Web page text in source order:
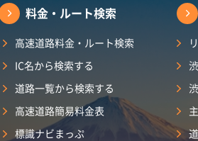
料金・ルート検索
高速道路料金・ルート検索
IC名から検索する
道路一覧から検索する
高速道路簡易料金表
標識ナビまっぷ